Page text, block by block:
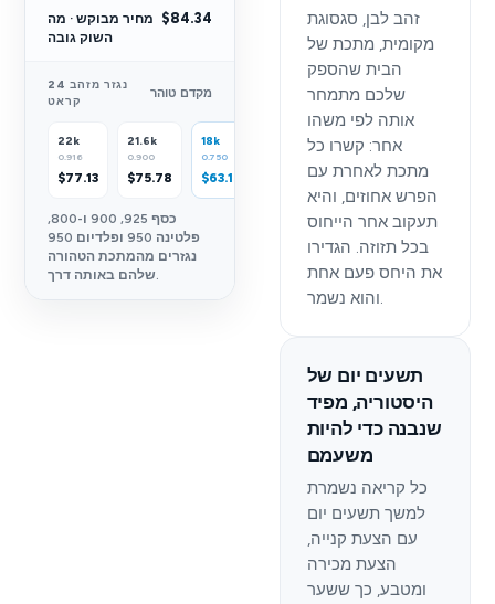
מחיר מבוקש · מה
השוק גובה
$84.34
נגזר מזהב 24
קראט
מקדם טוהר
22k
0.916
$77.13
21.6k
0.900
$75.78
18k
0.750
$63.15 $49.26
9k
0.375
$31.58
כסף 925, 900 ו-800,
פלטינה 950 ופלדיום 950
נגזרים מהמתכת הטהורה
שלהם באותה דרך.
זהב לבן, סגסוגת
מקומית, מתכת של
הבית שהספק
שלכם מתמחר
אותה לפי משהו
אחר: קשרו כל
מתכת לאחרת עם
הפרש אחוזים, והיא
תעקוב אחר הייחוס
בכל תזוזה. הגדירו
את היחס פעם אחת
והוא נשמר.
תשעים יום של
היסטוריה, מפיד
שנבנה כדי להיות
משעמם
כל קריאה נשמרת
למשך תשעים יום
עם הצעת קנייה,
הצעת מכירה
ומטבע, כך ששער